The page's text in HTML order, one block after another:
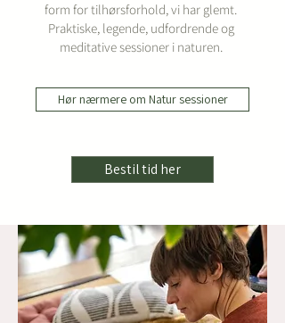
form for tilhørsforhold, vi har glemt.
Praktiske, legende, udfordrende og
meditative sessioner i naturen.
Hør nærmere om Natur sessioner
Bestil tid her